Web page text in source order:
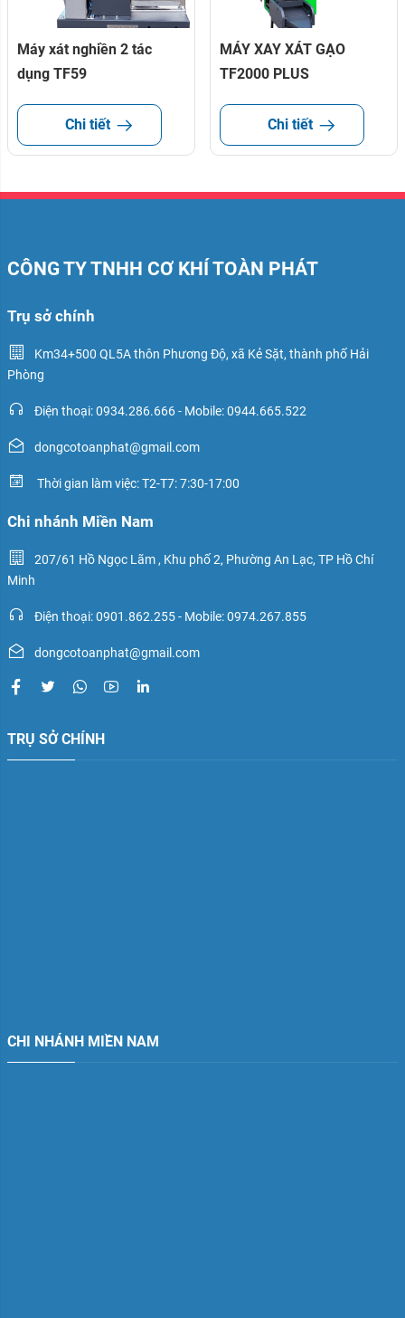
Máy xát nghiền 2 tác
dụng TF59
Chi tiết
MÁY XAY XÁT GẠO
TF2000 PLUS
Chi tiết
CÔNG TY TNHH CƠ KHÍ TOÀN PHÁT
Trụ sở chính
Km34+500 QL5A thôn Phương Độ, xã Kẻ Sặt, thành phố Hải
Phòng
Điện thoại: 0934.286.666 - Mobile: 0944.665.522
dongcotoanphat@gmail.com
Thời gian làm việc: T2-T7: 7:30-17:00
Chi nhánh Miền Nam
207/61 Hồ Ngọc Lãm , Khu phố 2, Phường An Lạc, TP Hồ Chí
Minh
Điện thoại: 0901.862.255 - Mobile: 0974.267.855
dongcotoanphat@gmail.com
TRỤ SỞ CHÍNH
CHI NHÁNH MIỀN NAM